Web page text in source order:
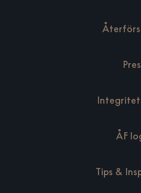
ÅF
Tips &